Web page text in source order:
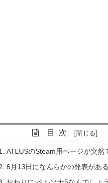
目次
ATLUSのSteam用ページが突然
6月13日になんらかの発表があ